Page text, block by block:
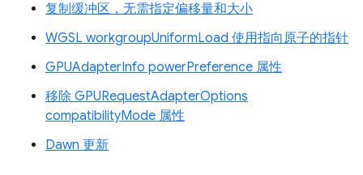
复制缓冲区，无需指定偏移量和大小
WGSL workgroupUniformLoad 使用指向原子的指针
GPUAdapterInfo powerPreference 属性
移除 GPURequestAdapterOptions
compatibilityMode 属性
Dawn 更新